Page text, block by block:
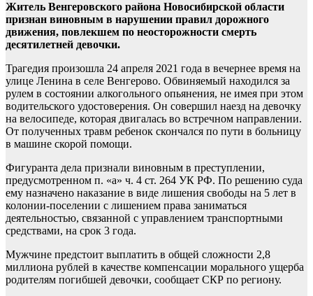
Житель Венгеровского района Новосибирской области
признан виновным в нарушении правил дорожного
движения, повлекшем по неосторожности смерть
десятилетней девочки.
Трагедия произошла 24 апреля 2021 года в вечернее время на
улице Ленина в селе Венгерово. Обвиняемый находился за
рулем в состоянии алкогольного опьянения, не имея при этом
водительского удостоверения. Он совершил наезд на девочку
на велосипеде, которая двигалась во встречном направлении.
От полученных травм ребенок скончался по пути в больницу
в машине скорой помощи.
Фигуранта дела признали виновным в преступлении,
предусмотренном п. «а» ч. 4 ст. 264 УК РФ. По решению суда
ему назначено наказание в виде лишения свободы на 5 лет в
колонии-поселении с лишением права заниматься
деятельностью, связанной с управлением транспортными
средствами, на срок 3 года.
Мужчине предстоит выплатить в общей сложности 2,8
миллиона рублей в качестве компенсации морального ущерба
родителям погибшей девочки, сообщает СКР по региону.